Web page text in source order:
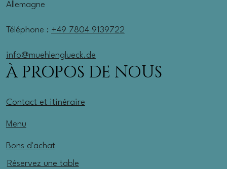
Allemagne
Téléphone : +49 7804 9139722
info@muehlenglueck.de
À PROPOS DE NOUS
Contact et itinéraire
Menu
Bons d'achat
Réservez une table